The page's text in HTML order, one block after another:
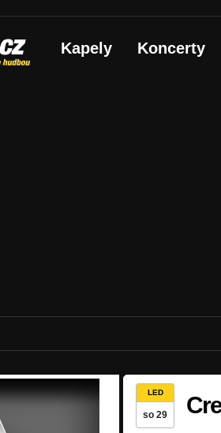
Kapely Koncerty
LED
so 29